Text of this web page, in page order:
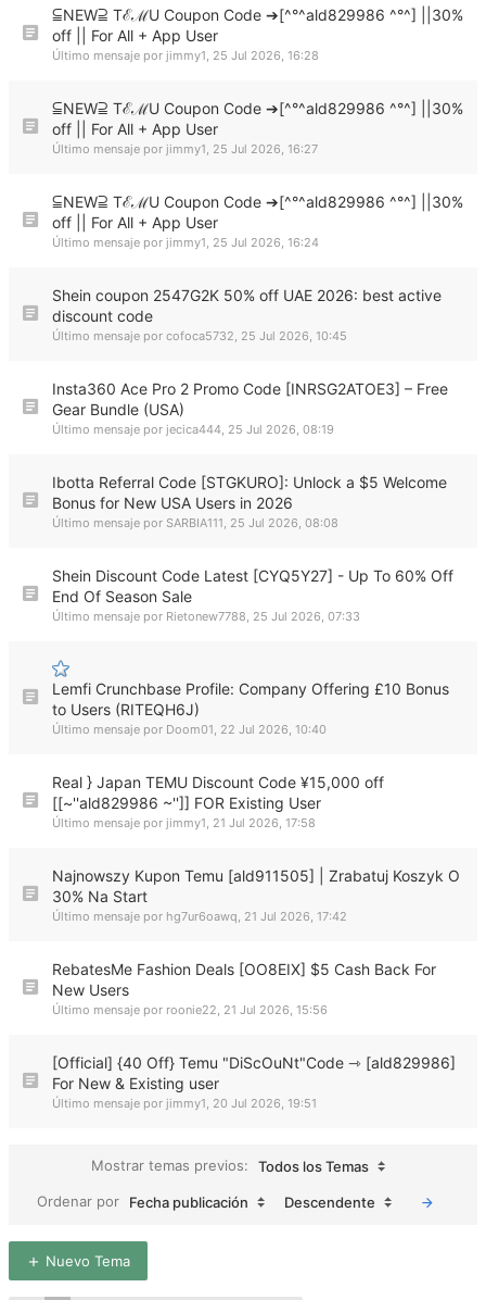
⫅NEW⫆ TℰℳU Coupon Code ➔[^°^ald829986 ^°^] ||30%
off || For All + App User
Último mensaje por jimmy1, 25 Jul 2026, 16:28
⫅NEW⫆ TℰℳU Coupon Code ➔[^°^ald829986 ^°^] ||30%
off || For All + App User
Último mensaje por jimmy1, 25 Jul 2026, 16:27
⫅NEW⫆ TℰℳU Coupon Code ➔[^°^ald829986 ^°^] ||30%
off || For All + App User
Último mensaje por jimmy1, 25 Jul 2026, 16:24
Shein coupon 2547G2K 50% off UAE 2026: best active
discount code
Último mensaje por cofoca5732, 25 Jul 2026, 10:45
Insta360 Ace Pro 2 Promo Code [INRSG2ATOE3] – Free
Gear Bundle (USA)
Último mensaje por jecica444, 25 Jul 2026, 08:19
Ibotta Referral Code [STGKURO]: Unlock a $5 Welcome
Bonus for New USA Users in 2026
Último mensaje por SARBIA111, 25 Jul 2026, 08:08
Shein Discount Code Latest [CYQ5Y27] - Up To 60% Off
End Of Season Sale
Último mensaje por Rietonew7788, 25 Jul 2026, 07:33
Lemfi Crunchbase Profile: Company Offering £10 Bonus
to Users (RITEQH6J)
Último mensaje por Doom01, 22 Jul 2026, 10:40
Real } Japan TEMU Discount Code ¥15,000 off
[[~''ald829986 ~'']] FOR Existing User
Último mensaje por jimmy1, 21 Jul 2026, 17:58
Najnowszy Kupon Temu [ald911505] | Zrabatuj Koszyk O
30% Na Start
Último mensaje por hg7ur6oawq, 21 Jul 2026, 17:42
RebatesMe Fashion Deals [OO8EIX] $5 Cash Back For
New Users
Último mensaje por roonie22, 21 Jul 2026, 15:56
[Official] {40 Off} Temu "DiScOuNt"Code ⇾ [ald829986]
For New & Existing user
Último mensaje por jimmy1, 20 Jul 2026, 19:51
Mostrar temas previos:
Todos los Temas
Ordenar por
Fecha publicación Descendente
Nuevo Tema